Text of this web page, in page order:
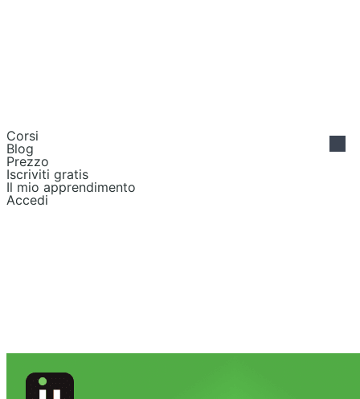
Corsi
Blog
Prezzo
Iscriviti gratis
Il mio apprendimento
Accedi